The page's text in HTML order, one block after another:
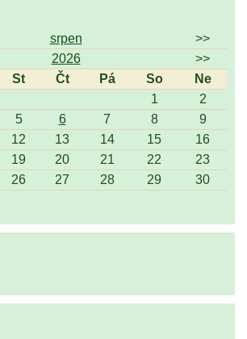
srpen
>>
2026
>>
St Čt Pá So
Ne
1
2
5 6 7 8
9
12 13 14 15
16
19 20 21 22
23
26 27 28 29
30